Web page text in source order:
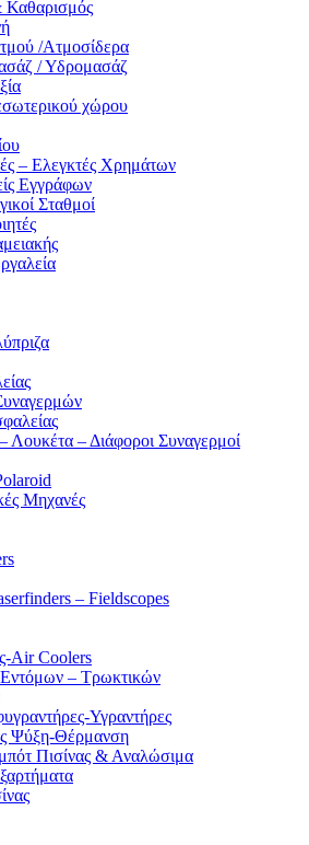
Καθαρισμός
/Ατμοσίδερα
/ Υδρομασάζ
χώρου
– Ελεγκτές Χρημάτων
Εγγράφων
Σταθμοί
Λουκέτα – Διάφοροι Συναγερμοί
Μηχανές
– Fieldscopes
Air Coolers
– Τρωκτικών
Υγραντήρες
Ψύξη-Θέρμανση
Πισίνας & Αναλώσιμα